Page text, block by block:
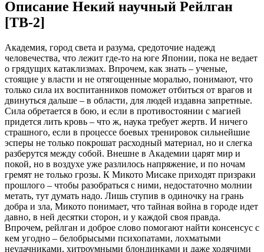
Описание Некий научный Рейлган
[ТВ-2]
Академия, город света и разума, средоточие надежд
человечества, что лежит где-то на юге Японии, пока не ведает
о грядущих катаклизмах. Впрочем, как знать – ученые,
стоящие у власти и не отягощенные моралью, понимают, что
только сила их воспитанников поможет отбиться от врагов и
двинуться дальше – в области, для людей издавна запретные.
Сила обретается в бою, и если в противостоянии с магией
придется лить кровь – что ж, наука требует жертв. И ничего
страшного, если в процессе боевых тренировок сильнейшие
эсперы не только покрошат расходный материал, но и слегка
разберутся между собой. Внешне в Академии царят мир и
покой, но в воздухе уже разлилось напряжение, и по ночам
гремят не только грозы. К Микото Мисаке приходят призраки
прошлого – чтобы разобраться с ними, недостаточно молнии
метать, тут думать надо. Лишь ступив в одиночку на грань
добра и зла, Микото понимает, что тайная война в городе идет
давно, в ней десятки сторон, и у каждой своя правда.
Впрочем, рейлган и доброе слово помогают найти консенсус с
кем угодно – белобрысыми психопатами, лохматыми
неудачниками, хитроумными блондинками и даже ходячими